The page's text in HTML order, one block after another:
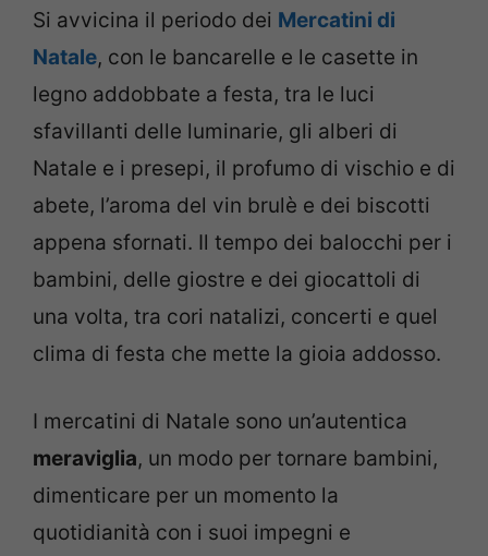
Si avvicina il periodo dei Mercatini di
Natale, con le bancarelle e le casette in
legno addobbate a festa, tra le luci
sfavillanti delle luminarie, gli alberi di
Natale e i presepi, il profumo di vischio e di
abete, l’aroma del vin brulè e dei biscotti
appena sfornati. Il tempo dei balocchi per i
bambini, delle giostre e dei giocattoli di
una volta, tra cori natalizi, concerti e quel
clima di festa che mette la gioia addosso.
I mercatini di Natale sono un’autentica
meraviglia, un modo per tornare bambini,
dimenticare per un momento la
quotidianità con i suoi impegni e